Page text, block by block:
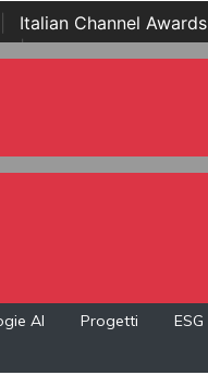
Italian Channel Awards
| ...
AI Progetti ESG